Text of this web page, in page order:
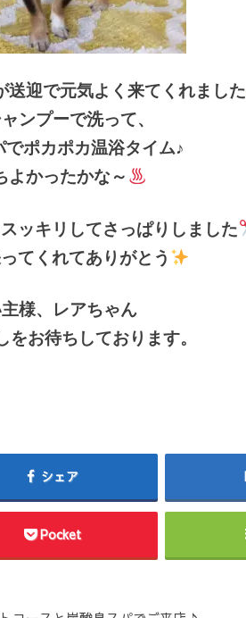
送迎で元気よく来てくれました
ンプーで洗って、
でポカポカ温浴タイム♪
よかったかな～
ッキリしてさっぱりしました
てくれてありがとう
様、レアちゃん
をお待ちしております。
シェア
Pocket